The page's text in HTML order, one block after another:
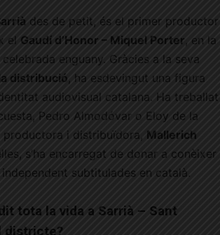
des de petit, és el primer productor
el Gaudí d’Honor – Miquel Porter, en la
enguany. Gràcies a la seva
distribució, ha esdevingut una figura
audiovisual catalana. Ha treballat
Pedro Almodóvar o Eloy de la
productora i distribuïdora,
Mallerich
s’ha encarregat de donar a conèixer
subtitulades en català.
tota la vida a Sarrià – Sant
districte?